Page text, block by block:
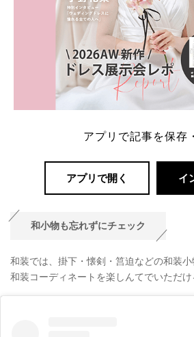
アプリで記事を保存
アプリで開く イ
和小物も忘れずにチェック
和装では、掛下・懐剣・筥迫などの和装小
和装コーディネートを楽しんてでいただ